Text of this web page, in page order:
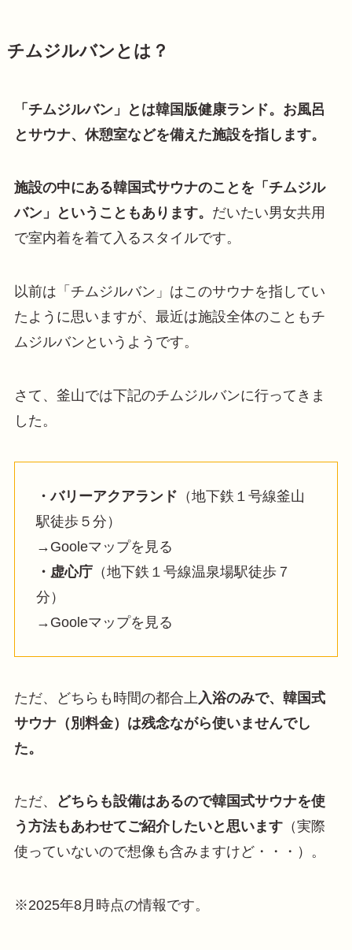
チムジルバンとは？
「チムジルバン」とは韓国版健康ランド。お風呂
とサウナ、休憩室などを備えた施設を指します。
施設の中にある韓国式サウナのことを「チムジル
バン」ということもあります。 だいたい男女共用
で室内着を着て入るスタイルです。
以前は「チムジルバン」はこのサウナを指してい
たように思いますが、最近は施設全体のこともチ
ムジルバンというようです。
さて、釜山では下記のチムジルバンに行ってきま
した。
・バリーアクアランド （地下鉄１号線釜山
駅徒歩５分）
→Gooleマップを見る
・虚心庁（地下鉄１号線温泉場駅徒歩７
分）
→Gooleマップを見る
ただ、どちらも時間の都合上 入浴のみで、韓国式
サウナ（別料金）は残念ながら使いませんでし
た。
ただ、
どちらも設備はあるので韓国式サウナを使
う方法もあわせてご紹介したいと思います（実際
使っていないので想像も含みますけど・・・）。
※2025年8月時点の情報です。